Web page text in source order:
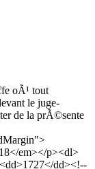
oÃ¹ tout
le juge-
de la prÃ©sente
em></p><dl>
dd><!--